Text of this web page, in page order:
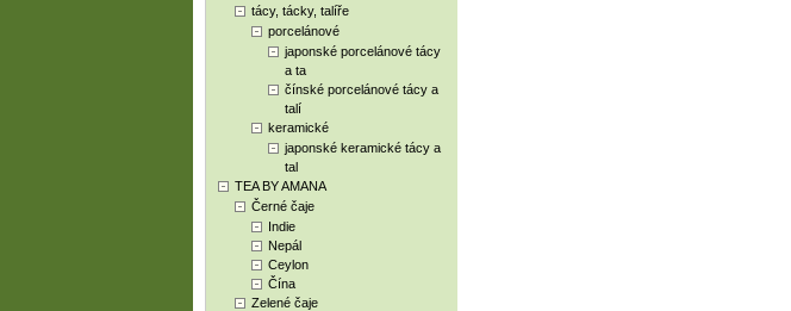
tácy, tácky, talíře
porcelánové
japonské porcelánové tácy
a ta
čínské porcelánové tácy a
talí
keramické
japonské keramické tácy a
tal
TEA BY AMANA
Černé čaje
Indie
Nepál
Ceylon
Čína
Zelené čaje